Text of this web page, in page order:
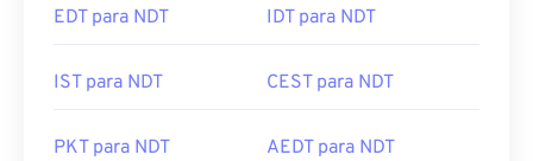
EDT para NDT IDT para NDT
IST para NDT CEST para NDT
PKT para NDT AEDT para NDT